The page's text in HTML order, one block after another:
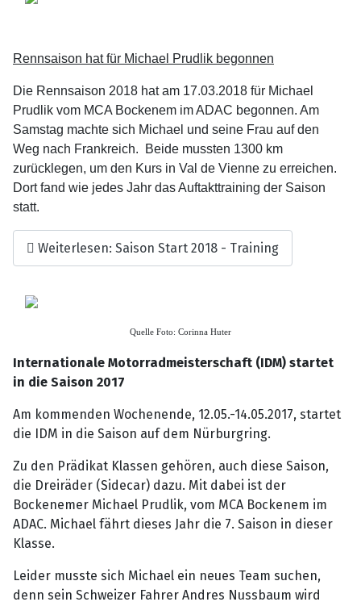
Rennsaison hat für Michael Prudlik begonnen
Die Rennsaison 2018 hat am 17.03.2018 für Michael
Prudlik vom MCA Bockenem im ADAC begonnen. Am
Samstag machte sich Michael und seine Frau auf den
Weg nach Frankreich. Beide mussten 1300 km
zurücklegen, um den Kurs in Val de Vienne zu erreichen.
Dort fand wie jedes Jahr das Auftakttraining der Saison
statt.
Weiterlesen: Saison Start 2018 - Training
Quelle Foto: Corinna Huter
Internationale Motorradmeisterschaft (IDM) startet
in die Saison 2017
Am kommenden Wochenende, 12.05.-14.05.2017, startet
die IDM in die Saison auf dem Nürburgring.
Zu den Prädikat Klassen gehören, auch diese Saison,
die Dreiräder (Sidecar) dazu. Mit dabei ist der
Bockenemer Michael Prudlik, vom MCA Bockenem im
ADAC. Michael fährt dieses Jahr die 7. Saison in dieser
Klasse.
Leider musste sich Michael ein neues Team suchen,
denn sein Schweizer Fahrer Andres Nussbaum wird